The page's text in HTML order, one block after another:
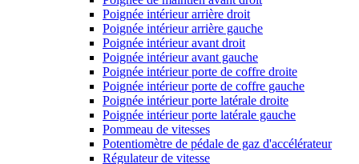
Poignée intérieur arrière droit
Poignée intérieur arrière gauche
Poignée intérieur avant droit
Poignée intérieur avant gauche
Poignée intérieur porte de coffre droite
Poignée intérieur porte de coffre gauche
Poignée intérieur porte latérale droite
Poignée intérieur porte latérale gauche
Pommeau de vitesses
Potentiomètre de pédale de gaz d'accélérateur
Régulateur de vitesse